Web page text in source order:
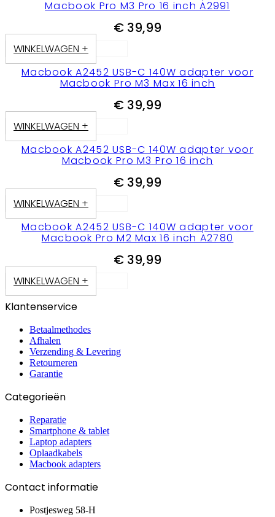
Macbook Pro M3 Pro 16 inch A2991
€ 39,99
WINKELWAGEN +
Macbook A2452 USB-C 140W adapter voor
Macbook Pro M3 Max 16 inch
€ 39,99
WINKELWAGEN +
Macbook A2452 USB-C 140W adapter voor
Macbook Pro M3 Pro 16 inch
€ 39,99
WINKELWAGEN +
Macbook A2452 USB-C 140W adapter voor
Macbook Pro M2 Max 16 inch A2780
€ 39,99
WINKELWAGEN +
Klantenservice
Betaalmethodes
Afhalen
Verzending & Levering
Retourneren
Garantie
Categorieën
Reparatie
Smartphone & tablet
Laptop adapters
Oplaadkabels
Macbook adapters
Contact informatie
Postjesweg 58-H